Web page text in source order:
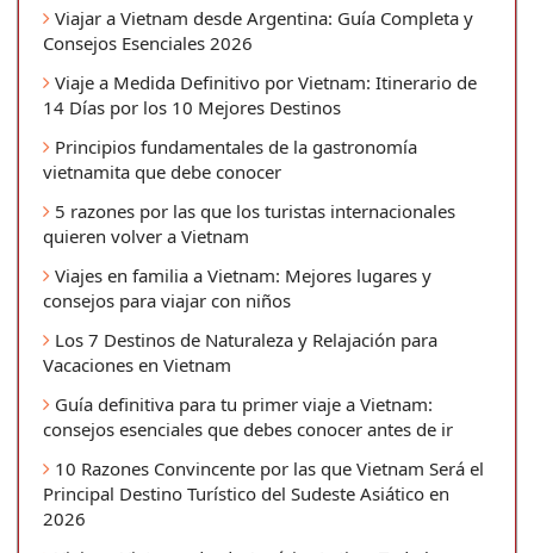
Viajar a Vietnam desde Argentina: Guía Completa y
Consejos Esenciales 2026
Viaje a Medida Definitivo por Vietnam: Itinerario de
14 Días por los 10 Mejores Destinos
Principios fundamentales de la gastronomía
vietnamita que debe conocer
5 razones por las que los turistas internacionales
quieren volver a Vietnam
Viajes en familia a Vietnam: Mejores lugares y
consejos para viajar con niños
Los 7 Destinos de Naturaleza y Relajación para
Vacaciones en Vietnam
Guía definitiva para tu primer viaje a Vietnam:
consejos esenciales que debes conocer antes de ir
10 Razones Convincente por las que Vietnam Será el
Principal Destino Turístico del Sudeste Asiático en
2026